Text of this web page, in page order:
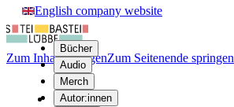
English company website
Bücher
Audio
Merch
Autor:innen
Zum Inhalt springenZum Seitenende springen